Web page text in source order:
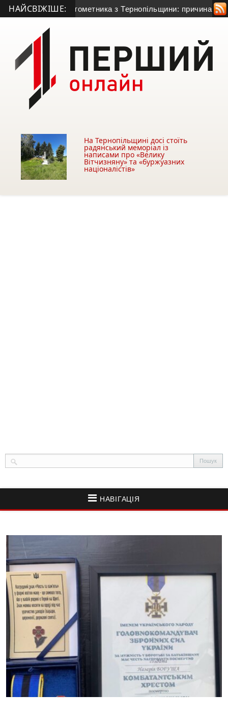
НАЙСВІЖІШЕ:
гранатометника з Тернопільщини: причина смерті –
На Тернопільщині досі стоїть
радянський меморіал із
написами про «Велику
Вітчизняну» та «буржуазних
націоналістів»
НАВІГАЦІЯ